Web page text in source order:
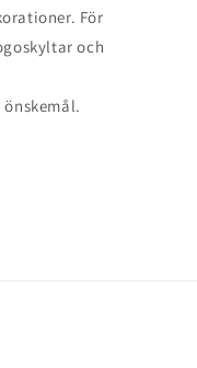
För
och